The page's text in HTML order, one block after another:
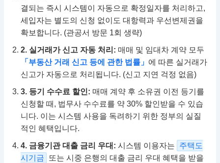
결되는 즉시 시스템이 자동으로 확정일자를 처리하고,
세입자는 별도의 신청 없이도 대항력과 우선변제권을
확보합니다. (관공서 방문 1회 생략)
2. 실거래가 신고 자동 처리: 매매 및 임대차 계약 모두
「부동산 거래 신고 등에 관한 법률」 에 따른 실거래가
신고가 자동으로 처리됩니다. (신고 지연 걱정 없음)
3. 등기 수수료 할인: 매매 계약 후 소유권 이전 등기를
신청할 때, 법무사 수수료를 약 30% 할인받을 수 있습
니다. 이는 시스템 사용을 독려하기 위한 정부의 실질
적인 혜택입니다.
4. 금융기관 대출 금리 우대: 시스템 이용자는
주택도
시기금
또는 시중 은행의 대출 금리 우대 혜택을 받을